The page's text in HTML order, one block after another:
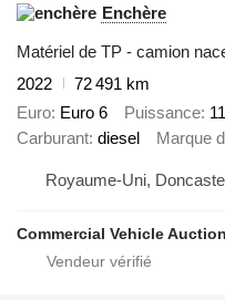
Enchère
Matériel de TP - camion
2022
72 491 km
Euro Euro 6 Puissance
Carburant diesel Marque
Royaume-Uni,
Commercial Vehicle